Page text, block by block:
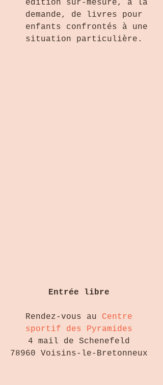
édition sur-mesure, à la
demande, de livres pour
enfants confrontés à une
situation particulière.
Entrée libre
Rendez-vous au Centre
sportif des Pyramides
4 mail de Schenefeld
78960 Voisins-le-Bretonneux